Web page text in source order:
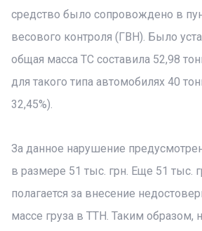
средство было сопровождено в
весового контроля (ГВН). Было
общая масса ТС составила 52,98
для такого типа автомобилях 40
32,45%).
За данное нарушение
в размере 51 тыс. грн. Еще 51 тыс.
полагается за внесение
массе груза в ТТН. Таким образом,